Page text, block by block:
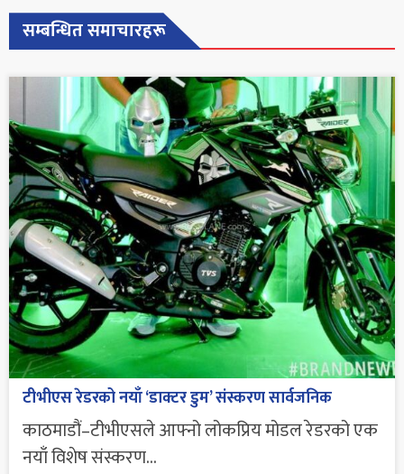
सम्बन्धित समाचारहरू
टीभीएस रेडरको नयाँ ‘डाक्टर डुम’ संस्करण सार्वजनिक
काठमाडौं–टीभीएसले आफ्नो लोकप्रिय मोडल रेडरको एक
नयाँ विशेष संस्करण...